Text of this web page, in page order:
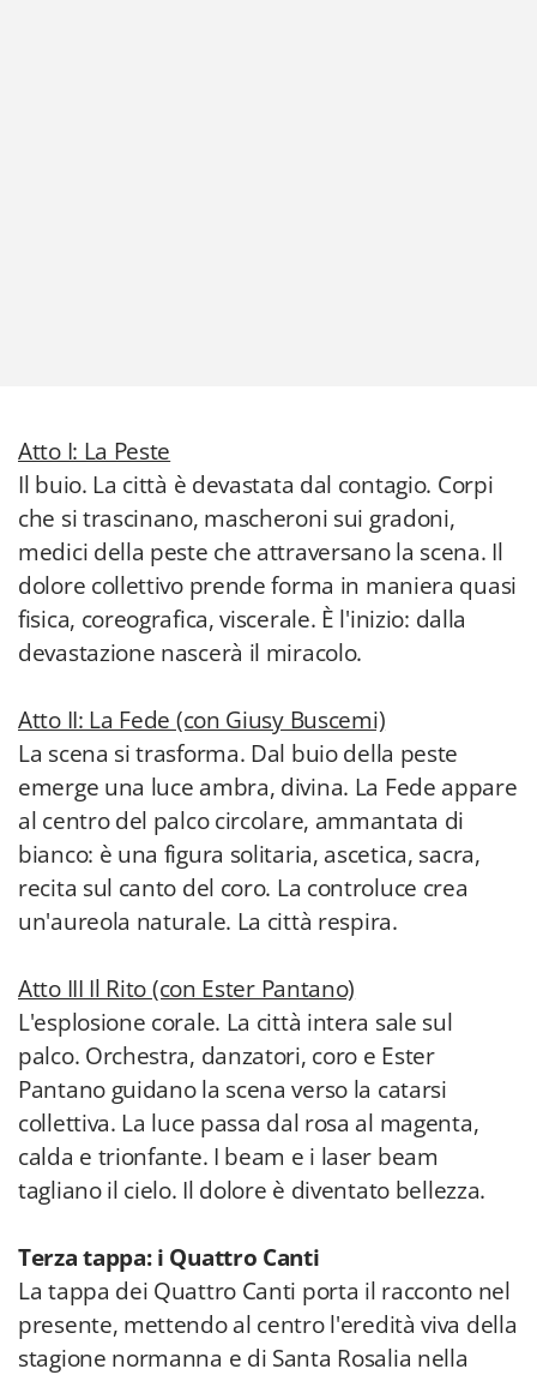
Atto I: La Peste
Il buio. La città è devastata dal contagio. Corpi
che si trascinano, mascheroni sui gradoni,
medici della peste che attraversano la scena. Il
dolore collettivo prende forma in maniera quasi
fisica, coreografica, viscerale. È l'inizio: dalla
devastazione nascerà il miracolo.
Atto II: La Fede (con Giusy Buscemi)
La scena si trasforma. Dal buio della peste
emerge una luce ambra, divina. La Fede appare
al centro del palco circolare, ammantata di
bianco: è una figura solitaria, ascetica, sacra,
recita sul canto del coro. La controluce crea
un'aureola naturale. La città respira.
Atto III Il Rito (con Ester Pantano)
L'esplosione corale. La città intera sale sul
palco. Orchestra, danzatori, coro e Ester
Pantano guidano la scena verso la catarsi
collettiva. La luce passa dal rosa al magenta,
calda e trionfante. I beam e i laser beam
tagliano il cielo. Il dolore è diventato bellezza.
Terza tappa: i Quattro Canti
La tappa dei Quattro Canti porta il racconto nel
presente, mettendo al centro l'eredità viva della
stagione normanna e di Santa Rosalia nella